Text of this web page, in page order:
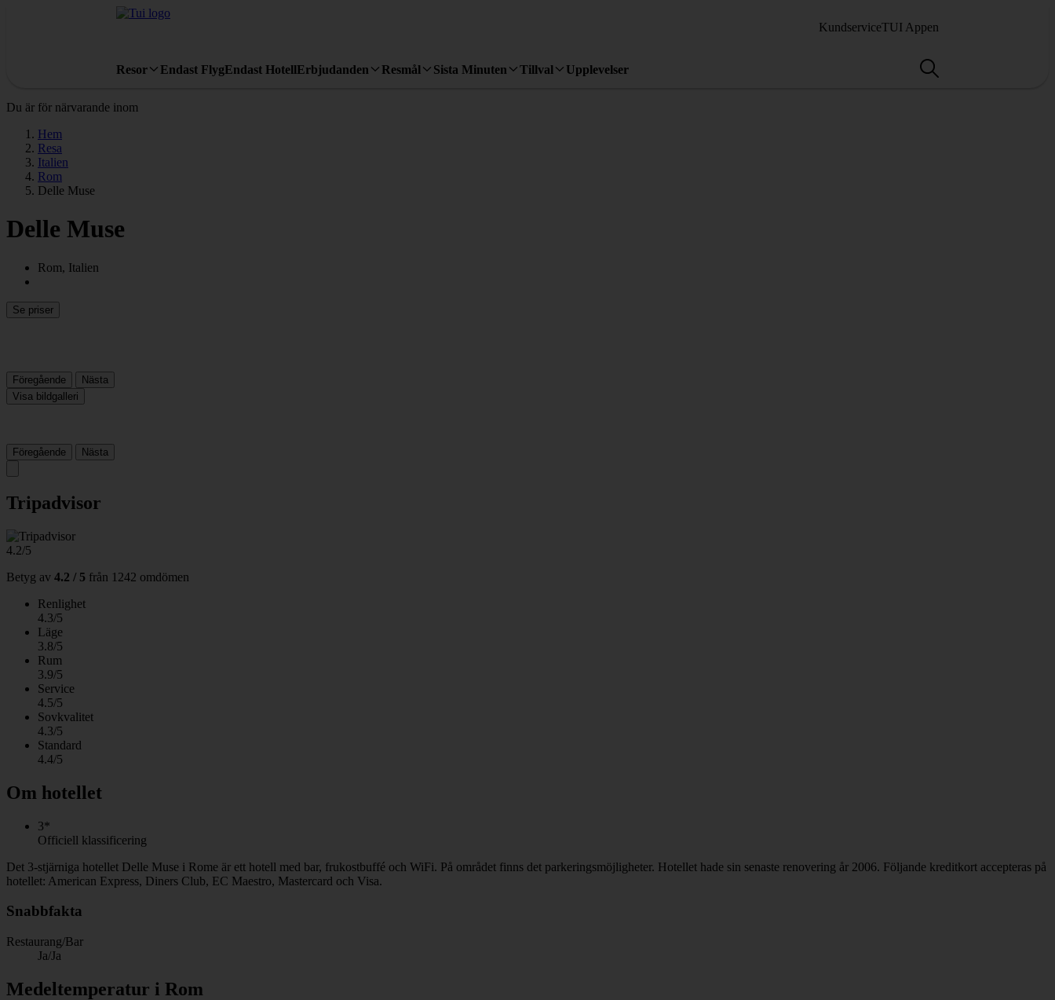
KundserviceTUI Appen
Resor Endast FlygEndast HotellErbjudanden Resmål Sista Minuten Tillval Upplevelser
Du är för närvarande inom
Hem
Resa
Italien
Rom
Delle Muse
Delle Muse
Rom, Italien
Se priser
Föregående
Nästa
Visa bildgalleri
Föregående Nästa
Tripadvisor
4.2/5
Betyg av 4.2 / 5 från 1242 omdömen
Renlighet
4.3/5
Läge
3.8/5
Rum
3.9/5
Service
4.5/5
Sovkvalitet
4.3/5
Standard
4.4/5
Om hotellet
3*
Officiell klassificering
Det 3-stjärniga hotellet Delle Muse i Rome är ett hotell med bar, frukostbuffé och WiFi. På området finns det parkeringsmöjligheter. Hotellet hade sin senaste renovering år 2006. Följande kreditkort accepteras på
hotellet: American Express, Diners Club, EC Maestro, Mastercard och Visa.
Snabbfakta
Restaurang/Bar
Ja/Ja
Medeltemperatur i Rom